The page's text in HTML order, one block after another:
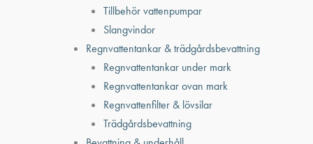
Tillbehör vattenpumpar
Slangvindor
Regnvattentankar & trädgårdsbevattning
Regnvattentankar under mark
Regnvattentankar ovan mark
Regnvattenfilter & lövsilar
Trädgårdsbevattning